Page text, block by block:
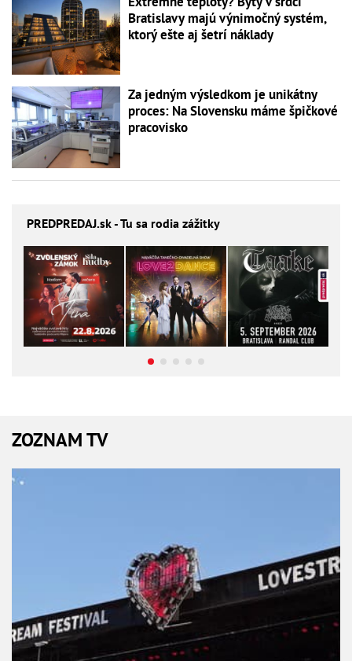
Bratislavy majú výnimočný systém,
ktorý ešte aj šetrí náklady
Za jedným výsledkom je unikátny
proces: Na Slovensku máme špičkové
pracovisko
PREDPREDAJ.sk - Tu sa rodia zážitky
ZOZNAM TV